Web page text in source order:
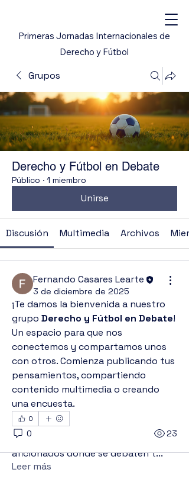
Primeras Jornadas Internacionales de
Derecho y Fútbol
Grupos
Derecho y Fútbol en Debate
Público · 1 miembro
Unirse
Discusión Multimedia Archivos
Fernando Casares Learte
3 de diciembre de 2025
¡Te damos la bienvenida a nuestro
grupo Derecho y Fútbol en Debate!
Un espacio para que nos
conectemos y compartamos unos
con otros. Comienza publicando tus
pensamientos, compartiendo
contenido multimedia o creando
una encuesta.
0
0 23
Acerca de
Un grupo para profesionales y
aficionados donde se debaten t...
Leer más